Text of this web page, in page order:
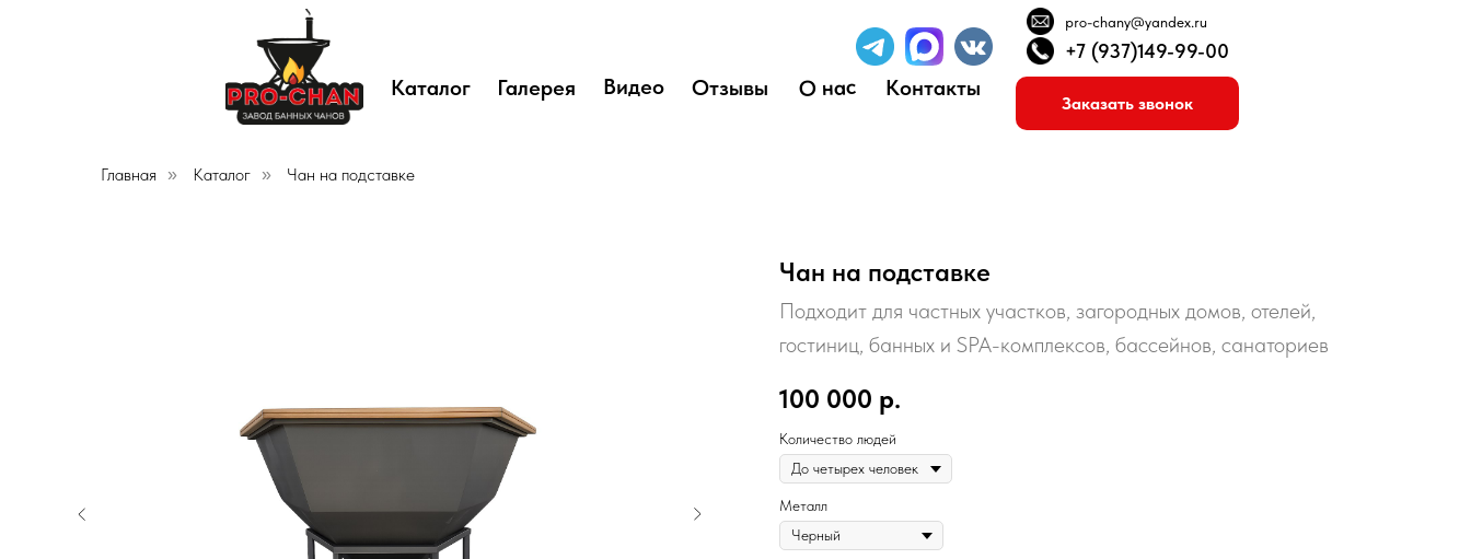
Заказать звонок
Каталог О нас
+7 (937)149-99-00
Контакты
pro-chany@yandex.ru
Галерея Видео Отзывы
Главная » Каталог » Чан на подставке
Чан на подставке
Подходит для частных участков, загородных домов, отелей,
гостиниц, банных и SPA-комплексов, бассейнов, санаториев
100 000 р.
Количество людей
Металл